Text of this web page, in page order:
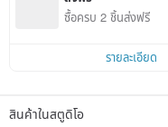
ซื้อครบ 2 ชิ้นส่งฟรี
รายละเอียด
สินค้าในสตูดิโอ